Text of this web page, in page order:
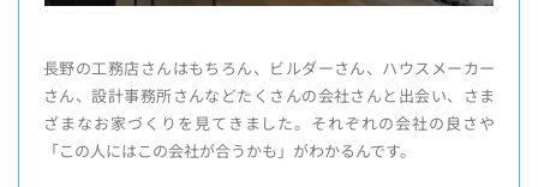
長野の工務店さんはもちろん、ビルダーさん、ハウスメーカー
さん、設計事務所さんなどたくさんの会社さんと出会い、さま
ざまなお家づくりを見てきました。それぞれの会社の良さや
「この人にはこの会社が合うかも」がわかるんです。